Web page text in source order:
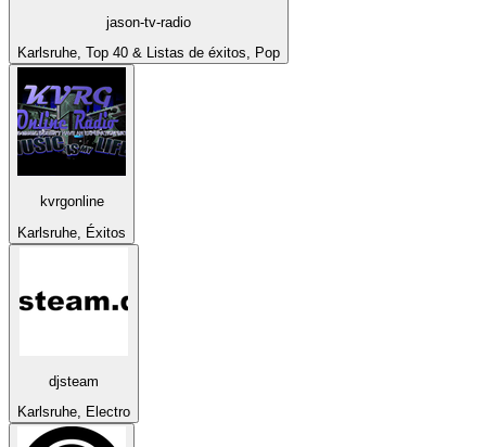
jason-tv-radio
Karlsruhe, Top 40 & Listas de éxitos, Pop
kvrgonline
Karlsruhe, Éxitos
djsteam
Karlsruhe, Electro